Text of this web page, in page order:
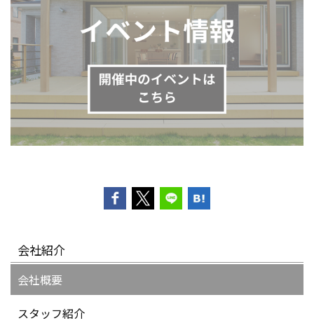
会社紹介
会社概要
スタッフ紹介